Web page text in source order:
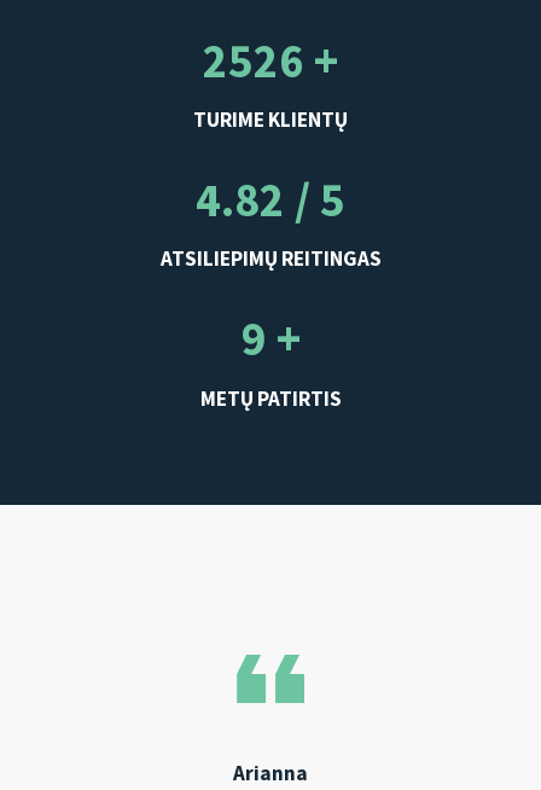
2526 +
TURIME KLIENTŲ
4.82 / 5
ATSILIEPIMŲ REITINGAS
9 +
METŲ PATIRTIS
Arianna